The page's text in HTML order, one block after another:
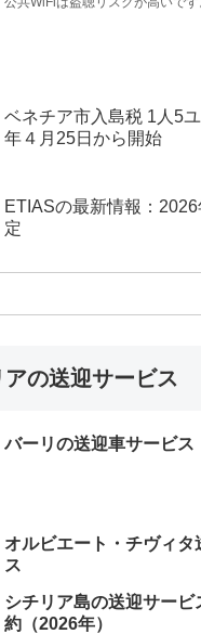
ベネチア市入島税 1人5
年４月25日から開始
ETIASの最新情報：
定
の送迎サービス
バーリの送迎車サービス
オルビエート・チヴィタ
ス
シチリア島の送迎サービ
約（2026年）